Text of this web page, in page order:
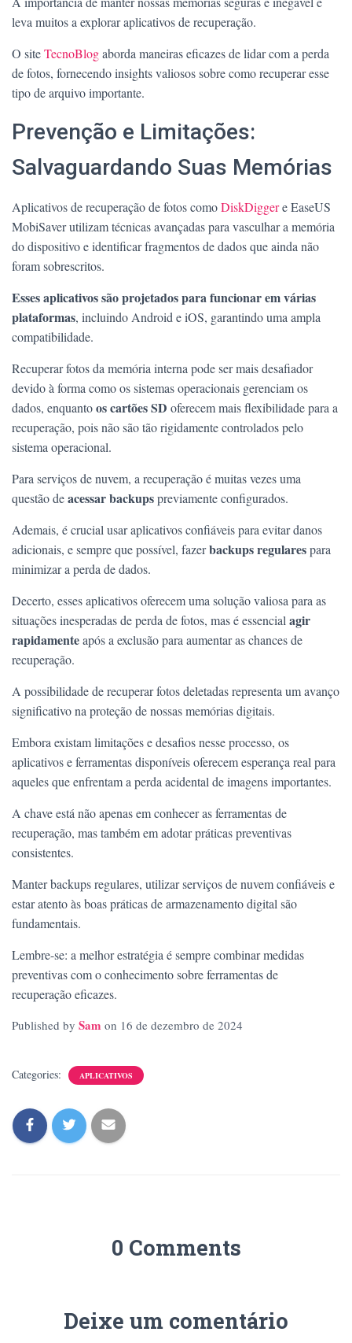
leva muitos a explorar aplicativos de recuperação.
O siteTecnoBlogaborda maneiras eficazes de lidar com a perda
de fotos, fornecendo insights valiosos sobre como recuperar esse
tipo de arquivo importante.
Prevenção e Limitações:
Salvaguardando Suas Memórias
Aplicativos de recuperação de fotos comoDiskDiggere EaseUS
MobiSaver utilizam técnicas avançadas para vasculhar a memória
do dispositivo e identificar fragmentos de dados que ainda não
foram sobrescritos.
Esses aplicativos são projetados para funcionar em várias
plataformas, incluindo Android e iOS, garantindo uma ampla
compatibilidade.
Recuperar fotos da memória interna pode ser mais desafiador
devido à forma como os sistemas operacionais gerenciam os
dados, enquantoos cartões SD oferecem mais flexibilidade para a
recuperação, pois não são tão rigidamente controlados pelo
sistema operacional.
Para serviços de nuvem, a recuperação é muitas vezes uma
questão deacessar backupspreviamente configurados.
Ademais, é crucial usar aplicativos confiáveis para evitar danos
adicionais, e sempre que possível, fazerbackups regularespara
minimizar a perda de dados.
Decerto, esses aplicativos oferecem uma solução valiosa para as
situações inesperadas de perda de fotos, mas é essencial agir
rapidamenteapós a exclusão para aumentar as chances de
recuperação.
A possibilidade de recuperar fotos deletadas representa um avanço
significativo na proteção de nossas memórias digitais.
Embora existam limitações e desafios nesse processo, os
aplicativos e ferramentas disponíveis oferecem esperança real para
aqueles que enfrentam a perda acidental de imagens importantes.
A chave está não apenas em conhecer as ferramentas de
recuperação, mas também em adotar práticas preventivas
consistentes.
Manter backups regulares, utilizar serviços de nuvem confiáveis e
estar atento às boas práticas de armazenamento digital são
fundamentais.
Lembre-se: a melhor estratégia é sempre combinar medidas
preventivas com o conhecimento sobre ferramentas de
recuperação eficazes.
Published by Sam on 16 de dezembro de 2024
Categories: APLICATIVOS
0 Comments
Deixe um comentário